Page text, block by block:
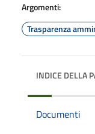
Argomenti:
Trasparenza
INDICE DELLA
Documenti